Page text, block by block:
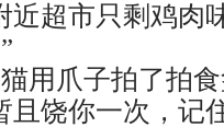
近超市只剩鸡肉
爪子拍了拍食
且饶你一次，